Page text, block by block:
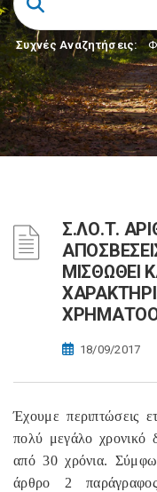
Συχνές Αναζητήσεις:
Σ.ΛΟ.Τ.
ΜΙΣΘΩΘΕΙ
18/09/2017
Έχουμε περιπτώσεις
πολύ μεγάλο χρονικό
από 30 χρόνια.
άρθρο 2